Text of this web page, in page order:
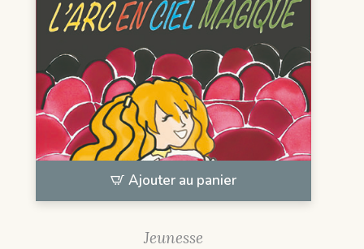
Ajouter au panier
Jeunesse